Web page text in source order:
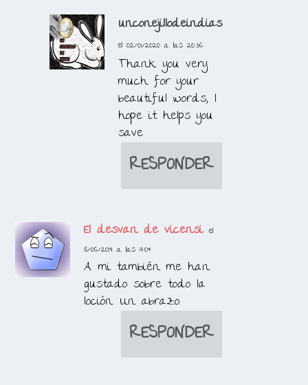
unconejillodeindias
el 02/01/2020 a las 20:36
Thank you very
much for your
beautiful words, I
hope it helps you
save
RESPONDER
El desvan de vicensi el
18/06/2019 a las 17:04
A mi también me han
gustado sobre todo la
loción. Un abrazo.
RESPONDER